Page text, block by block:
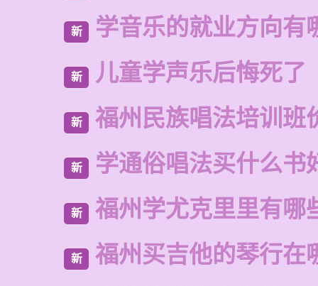
新 学音乐的就业方向有
新 儿童学声乐后悔死了
新 福州民族唱法培训班
新 学通俗唱法买什么书
新 福州学尤克里里有哪
新 福州买吉他的琴行在